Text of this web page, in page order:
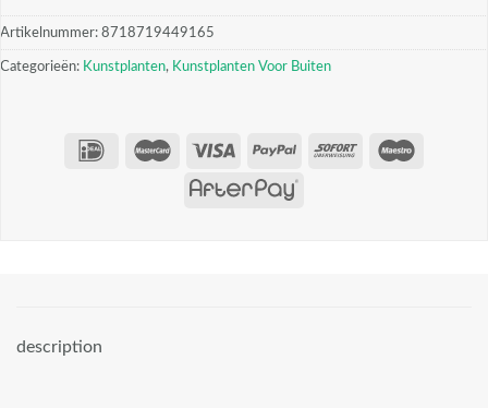
Artikelnummer: 8718719449165
Categorieën: Kunstplanten, Kunstplanten Voor Buiten
description